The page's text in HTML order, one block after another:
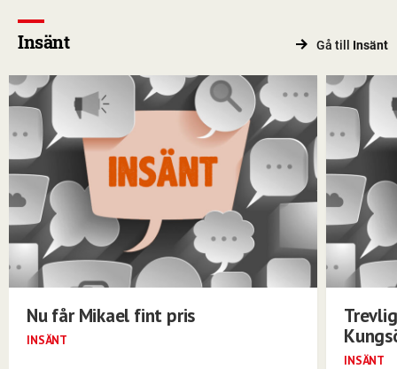
Insänt Gå till Insänt
Nu får Mikael fint pris
INSÄNT
INSÄNT